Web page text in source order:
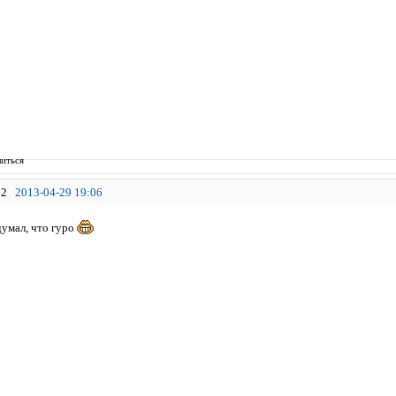
2 2013-04-29 19:06
что гуро